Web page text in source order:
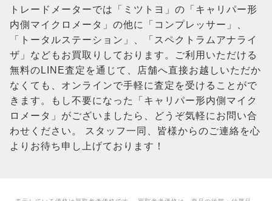
トレードメーターでは「ミツトヨ」の「キャリパー形
内側マイクロメータ」の他に「コンプレッサー」、
「トータルステーション」、「スペクトラムアナライ
ザ」などもお買取りしております。ご利用いただける
無料のLINE査定を通じて、店舗へ直接お越しいただか
なくても、オンラインで手軽に査定を受けることがで
きます。もし不要になった「キャリパー形内側マイク
ロメータ」がございましたら、どうぞ気軽にお問い合
わせください。 スタッフ一同、皆様からのご連絡を心
よりお待ち申し上げております！